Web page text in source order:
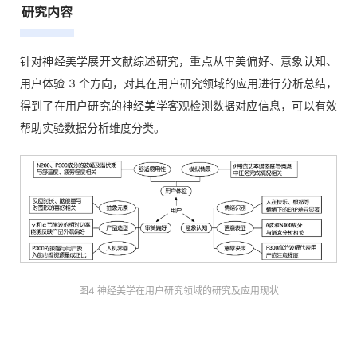
研究内容
针对神经美学展开文献综述研究，重点从审美偏好、意象认知、
用户体验 3 个方向，对其在用户研究领域的应用进行分析总结，
得到了在用户研究的神经美学客观检测数据对应信息，可以有效
帮助实验数据分析维度分类。
图4 神经美学在用户研究领域的研究及应用现状